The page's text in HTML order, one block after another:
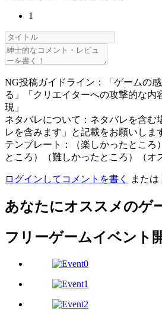
1
NG投稿ガイドライン：「ゲームの
る」「クリエイターへの攻撃的な内
現」
ネタバレについて：ネタバレを含む
レを含みます」と記載をお願いしま
テンプレート：（楽しかったところ
ところ）（難しかったところ）（オ
ログインしてコメントを書く または
あなたにオススメのゲ
フリーゲームイベント